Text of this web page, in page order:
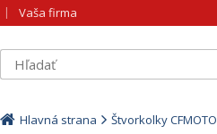
Vaša firma
Hlavná strana Štvorkolky CFMOTO